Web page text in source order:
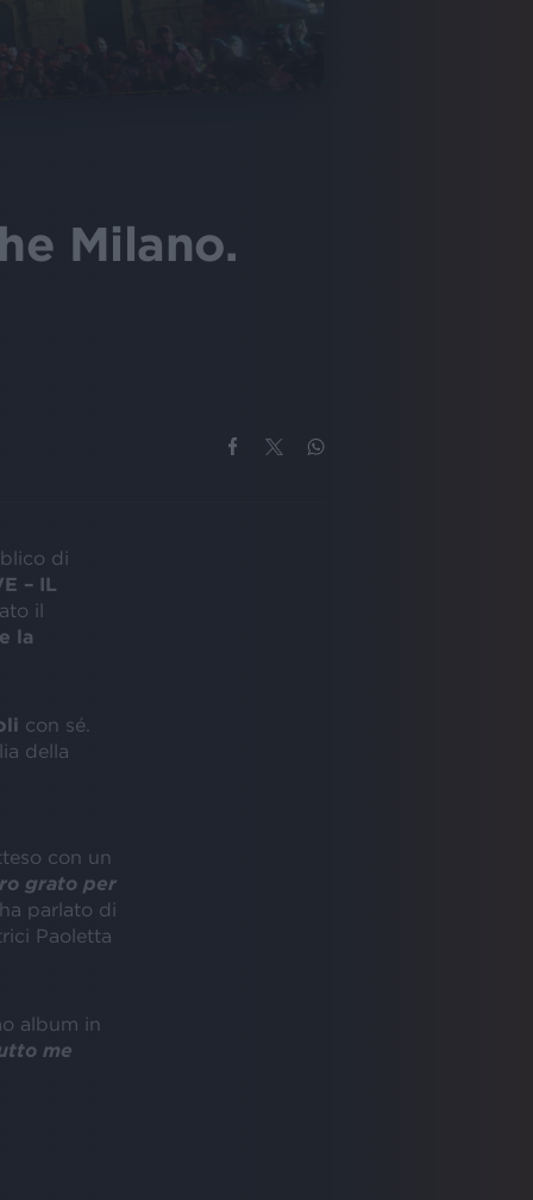
Milano.
di
– IL
il
la
con sé.
della
con un
grato per
parlato di
Paoletta
album in
me